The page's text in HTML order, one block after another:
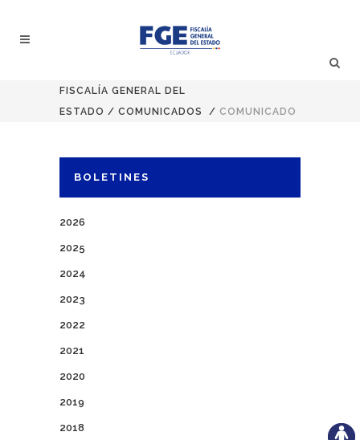
FISCALÍA GENERAL DEL
ESTADO / COMUNICADOS / COMUNICADO
BOLETINES
2026
2025
2024
2023
2022
2021
2020
2019
2018